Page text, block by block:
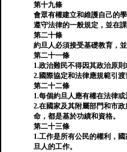
第十九條
會眾有權建立和維護自己的
遵守法律的一般規定，並在
第二十條
約旦人必須接受基礎教育，
第二十一條
1.政治難民不得因其政治原則
2.國際協定和法律應規範引渡
第二十二條
1.每個約旦人應有權在法律
2.在國家及其附屬部門和市
命，都是基於功績和資格。
第二十三條
1.工作是所有公民的權利，
旦人的工作。